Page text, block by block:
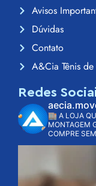
Avisos
Dúvidas
Contato
A&Cia Tênis de
Redes
🏬 A LOJA
MONTAGEM
COMPRE